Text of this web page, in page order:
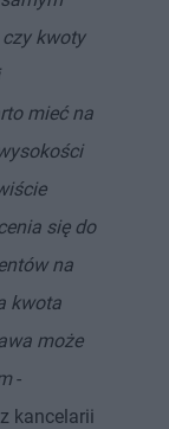
kwoty
mieć na
się do
na
kwota
może
-
kancelarii